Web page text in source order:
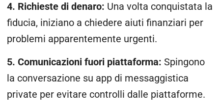
4. Richieste di denaro: Una volta conquistata la
fiducia, iniziano a chiedere aiuti finanziari per
problemi apparentemente urgenti.
5. Comunicazioni fuori piattaforma: Spingono
la conversazione su app di messaggistica
private per evitare controlli dalle piattaforme.